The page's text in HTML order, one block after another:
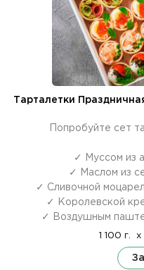
Тарталетки
Попробуйте сет
✓ Муссом из
✓ Маслом из
✓ Сливочной
✓ Королевской
✓ Воздушным
1 100 г. x